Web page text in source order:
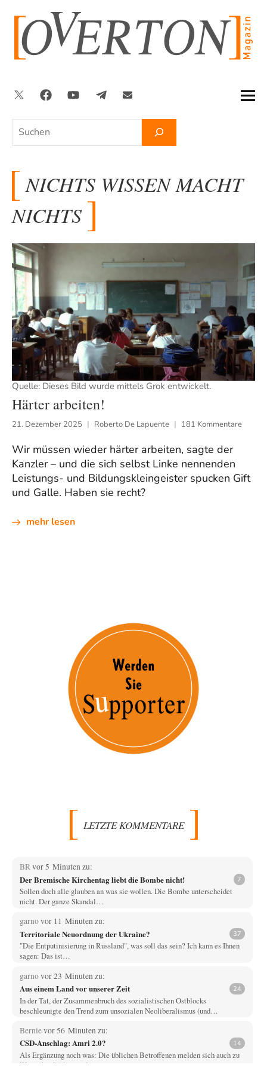
springen
Suchen
TwitterFacebookYouTubeTelegramNewsletter
NICHTS WISSEN MACHT
NICHTS
Quelle: Dieses Bild wurde mittels Grok entwickelt.
Härter arbeiten!
21. Dezember 2025 Roberto De Lapuente 181 Kommentare
Wir müssen wieder härter arbeiten, sagte der
Kanzler – und die sich selbst Linke nennenden
Leistungs- und Bildungskleingeister spucken Gift
und Galle. Haben sie recht?
mehr lesen
LETZTE KOMMENTARE
BRvor 5 Minuten zu:
Der Bremische Kirchentag liebt die Bombe nicht! 7
Sollen doch alle glauben an was sie wollen. Die Bombe unterscheidet
nicht. Der ganze Skandal…
garnovor 11 Minuten zu:
Territoriale Neuordnung der Ukraine? 37
"Die Entputinisierung in Russland", was soll das sein? Ich kann es Ihnen
sagen: Das ist…
garnovor 23 Minuten zu:
Aus einem Land vor unserer Zeit 24
In der Tat, der Zusammenbruch des sozialistischen Ostblocks
beschleunigte den Trend zum unsozialen Neoliberalismus (und…
Bernievor 56 Minuten zu:
CSD-Anschlag: Amri 2.0? 14
Als Ergänzung noch was: Die üblichen Betroffenen melden sich auch zu
Wort, aber leider werden…